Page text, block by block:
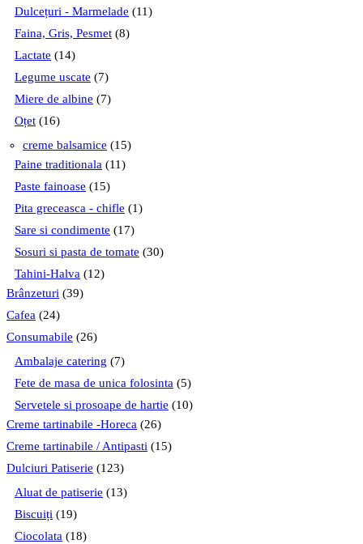
Dulcețuri - Marmelade (11)
Faina, Gris, Pesmet (8)
Lactate (14)
Legume uscate (7)
Miere de albine (7)
Oțet (16)
creme balsamice (15)
Paine traditionala (11)
Paste fainoase (15)
Pita greceasca - chifle (1)
Sare si condimente (17)
Sosuri si pasta de tomate (30)
Tahini-Halva (12)
Brânzeturi (39)
Cafea (24)
Consumabile (26)
Ambalaje catering (7)
Fete de masa de unica folosinta (5)
Servetele si prosoape de hartie (10)
Creme tartinabile -Horeca (26)
Creme tartinabile / Antipasti (15)
Dulciuri Patiserie (123)
Aluat de patiserie (13)
Biscuiți (19)
Ciocolata (18)